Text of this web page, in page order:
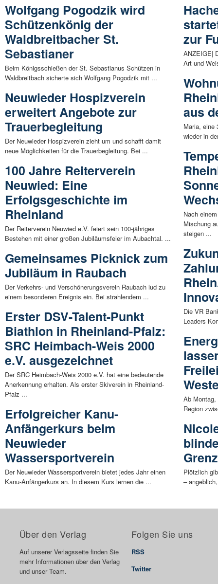
Wolfgang Pogodzik wird
Schützenkönig der
Waldbreitbacher St.
Sebastianer
Beim Königsschießen der St. Sebastianus Schützen in
Waldbreitbach sicherte sich Wolfgang Pogodzik mit ...
Neuwieder Hospizverein
erweitert Angebote zur
Trauerbegleitung
Der Neuwieder Hospizverein zieht um und schafft damit
neue Möglichkeiten für die Trauerbegleitung. Bei ...
100 Jahre Reiterverein
Neuwied: Eine
Erfolgsgeschichte im
Rheinland
Der Reiterverein Neuwied e.V. feiert sein 100-jähriges
Bestehen mit einer großen Jubiläumsfeier im Aubachtal. ...
Gemeinsames Picknick zum
Jubiläum in Raubach
Der Verkehrs- und Verschönerungsverein Raubach lud zu
einem besonderen Ereignis ein. Bei strahlendem ...
Erster DSV-Talent-Punkt
Biathlon in Rheinland-Pfalz:
SRC Heimbach-Weis 2000
e.V. ausgezeichnet
Der SRC Heimbach-Weis 2000 e.V. hat eine bedeutende
Anerkennung erhalten. Als erster Skiverein in Rheinland-
Pfalz ...
Erfolgreicher Kanu-
Anfängerkurs beim
Neuwieder
Wassersportverein
Der Neuwieder Wassersportverein bietet jedes Jahr einen
Kanu-Anfängerkurs an. In diesem Kurs lernen die ...
zur
ANZEIGE|
Art und
aus
Maria, eine
wieder in
Nach
Mischung
steigen ...
Die VR
Leaders
Ab
Region
Plötzlich
–
Über den Verlag
Auf unserer Verlagsseite finden Sie
mehr Informationen über den Verlag
und unser Team.
Folgen Sie uns
RSS
Twitter